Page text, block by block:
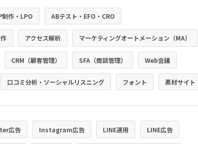
制作・LPO ABテスト・EFO・CRO
アクセス解析 マーケティングオートメーション（MA）
CRM（顧客管理） SFA（商談管理） Web会議
口コミ分析・ソーシャルリスニング フォント 素材サイト
広告 Instagram広告 LINE運用 LINE広告